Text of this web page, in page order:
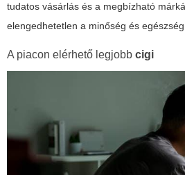
tudatos vásárlás és a megbízható
elengedhetetlen a minőség és
A piacon elérhető legjobb cigi